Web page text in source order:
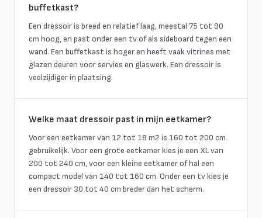
buffetkast?
Een dressoir is breed en relatief laag, meestal 75 tot 90
cm hoog, en past onder een tv of als sideboard tegen een
wand. Een buffetkast is hoger en heeft vaak vitrines met
glazen deuren voor servies en glaswerk. Een dressoir is
veelzijdiger in plaatsing.
Welke maat dressoir past in mijn eetkamer?
Voor een eetkamer van 12 tot 18 m2 is 160 tot 200 cm
gebruikelijk. Voor een grote eetkamer kies je een XL van
200 tot 240 cm, voor een kleine eetkamer of hal een
compact model van 140 tot 160 cm. Onder een tv kies je
een dressoir 30 tot 40 cm breder dan het scherm.